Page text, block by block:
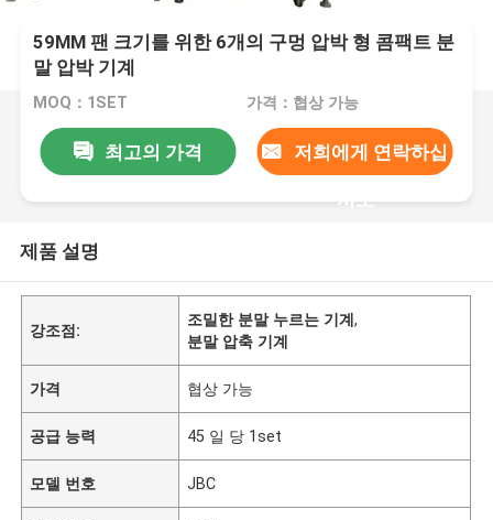
59MM 팬 크기를 위한 6개의 구멍 압박 형 콤팩트 분
말 압박 기계
MOQ：1SET 가격：협상 가능
최고의 가격 저희에게 연락하십
시오
제품 설명
강조점:
조밀한 분말 누르는 기계,
분말 압축 기계
가격 협상 가능
공급 능력 45 일 당 1set
모델 번호 JBC